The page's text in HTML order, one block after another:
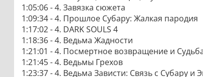
1:05:06 - 4. Завязка сюжета
1:09:34 - 4. Прошлое Субару: Жалкая пародия
1:17:02 - 4. DARK SOULS 4
1:18:36 - 4. Ведьма Жадности
1:21:01 - 4. Посмертное возвращение и
1:21:45 - 4. Ведьмы Грехов
1:23:37 - 4. Ведьма Зависти: Связь с Субару и